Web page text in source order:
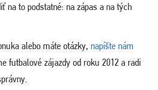
na to podstatné: na zápas a na tých
alebo máte otázky, napíšte nám
futbalové zájazdy od roku 2012 a radi